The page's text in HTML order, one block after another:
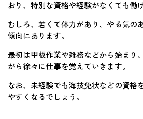
おり、特別な資格や経験がなくても働
むしろ、若くて体力があり、やる気の
傾向にあります。
最初は甲板作業や雑務などから始まり
がら徐々に仕事を覚えていきます。
なお、未経験でも海技免状などの資格
やすくなるでしょう。